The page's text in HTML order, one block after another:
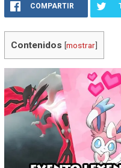
COMPARTIR
Contenidos [mostrar]